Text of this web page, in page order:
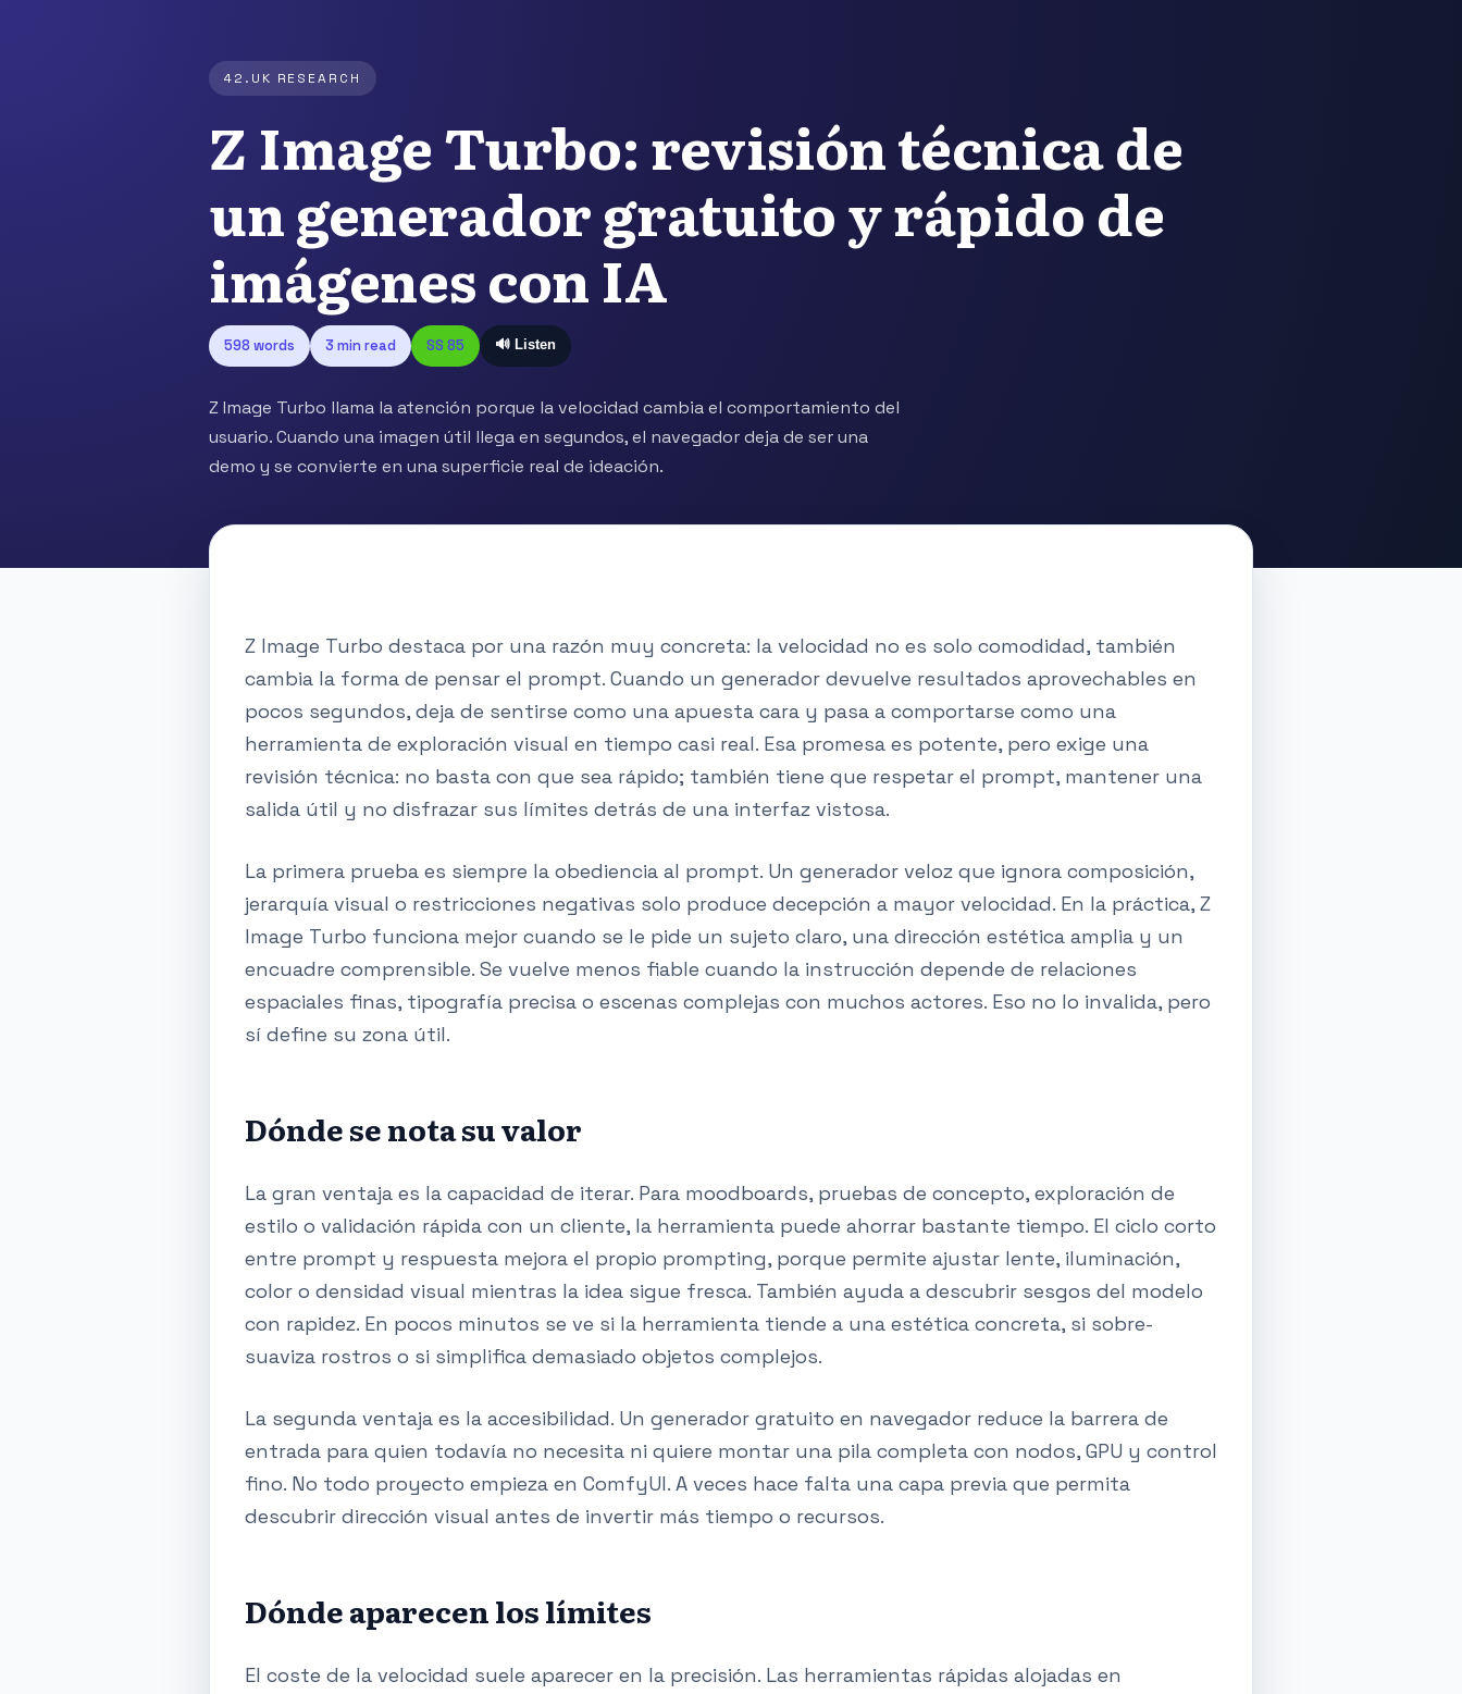
42.UK RESEARCH
Z Image Turbo: revisión técnica de
un generador gratuito y rápido de
imágenes con IA
598 words 3 min read SS 85 🔊 Listen
Z Image Turbo llama la atención porque la velocidad cambia el comportamiento del
usuario. Cuando una imagen útil llega en segundos, el navegador deja de ser una
demo y se convierte en una superficie real de ideación.
Z Image Turbo destaca por una razón muy concreta: la velocidad no es solo comodidad, también
cambia la forma de pensar el prompt. Cuando un generador devuelve resultados aprovechables en
pocos segundos, deja de sentirse como una apuesta cara y pasa a comportarse como una
herramienta de exploración visual en tiempo casi real. Esa promesa es potente, pero exige una
revisión técnica: no basta con que sea rápido; también tiene que respetar el prompt, mantener una
salida útil y no disfrazar sus límites detrás de una interfaz vistosa.
La primera prueba es siempre la obediencia al prompt. Un generador veloz que ignora composición,
jerarquía visual o restricciones negativas solo produce decepción a mayor velocidad. En la práctica, Z
Image Turbo funciona mejor cuando se le pide un sujeto claro, una dirección estética amplia y un
encuadre comprensible. Se vuelve menos fiable cuando la instrucción depende de relaciones
espaciales finas, tipografía precisa o escenas complejas con muchos actores. Eso no lo invalida, pero
sí define su zona útil.
Dónde se nota su valor
La gran ventaja es la capacidad de iterar. Para moodboards, pruebas de concepto, exploración de
estilo o validación rápida con un cliente, la herramienta puede ahorrar bastante tiempo. El ciclo corto
entre prompt y respuesta mejora el propio prompting, porque permite ajustar lente, iluminación,
color o densidad visual mientras la idea sigue fresca. También ayuda a descubrir sesgos del modelo
con rapidez. En pocos minutos se ve si la herramienta tiende a una estética concreta, si sobre-
suaviza rostros o si simplifica demasiado objetos complejos.
La segunda ventaja es la accesibilidad. Un generador gratuito en navegador reduce la barrera de
entrada para quien todavía no necesita ni quiere montar una pila completa con nodos, GPU y control
fino. No todo proyecto empieza en ComfyUI. A veces hace falta una capa previa que permita
descubrir dirección visual antes de invertir más tiempo o recursos.
Dónde aparecen los límites
El coste de la velocidad suele aparecer en la precisión. Las herramientas rápidas alojadas en